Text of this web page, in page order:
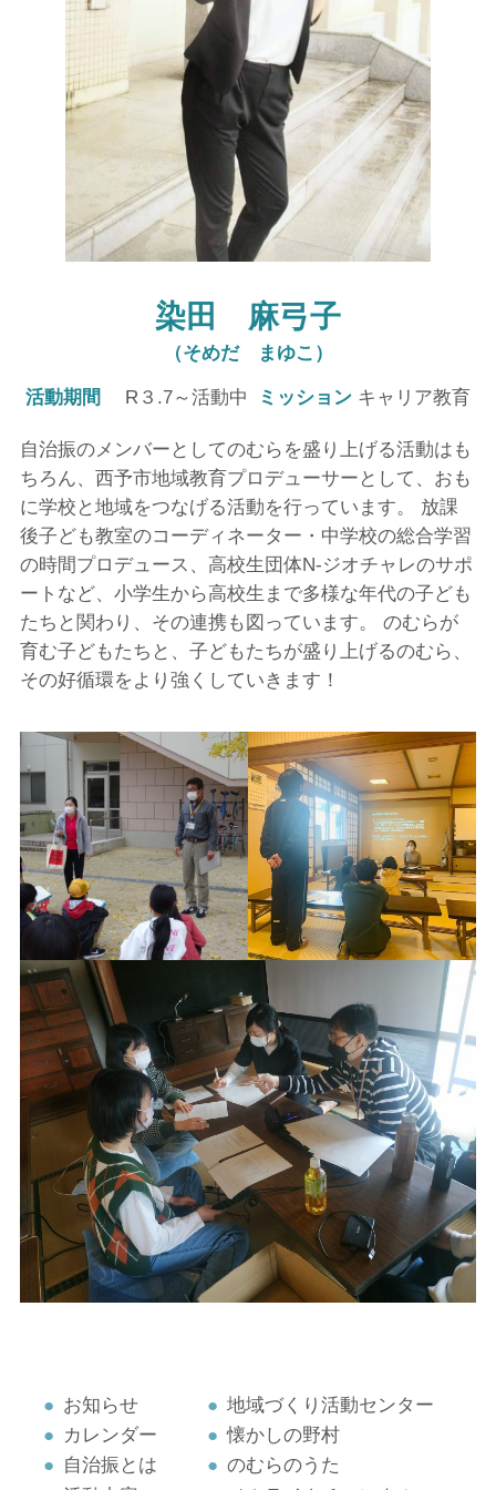
染田 麻弓子
（そめだ まゆこ）
活動期間 R３.7～活動中 ミッション キャリア教育
自治振のメンバーとしてのむらを盛り上げる活動はも
ちろん、西予市地域教育プロデューサーとして、おも
に学校と地域をつなげる活動を行っています。 放課
後子ども教室のコーディネーター・中学校の総合学習
の時間プロデュース、高校生団体N-ジオチャレのサポ
ートなど、小学生から高校生まで多様な年代の子ども
たちと関わり、その連携も図っています。 のむらが
育む子どもたちと、子どもたちが盛り上げるのむら、
その好循環をより強くしていきます！
お知らせ
カレンダー
自治振とは
地域づくり活動センター
懐かしの野村
のむらのうた